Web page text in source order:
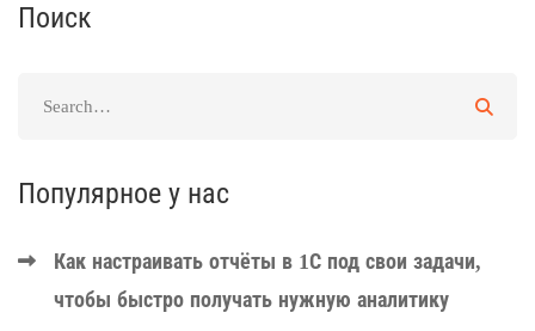
Поиск
Популярное у нас
Как настраивать отчёты в 1С под свои задачи,
чтобы быстро получать нужную аналитику